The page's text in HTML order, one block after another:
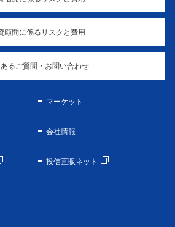
顧問に係るリスクと費用
るご質問・お問い合わせ
マーケット
会社情報
投信直販ネット